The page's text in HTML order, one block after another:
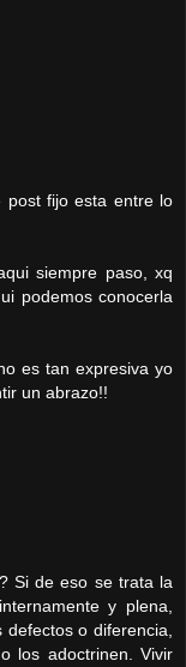
post fijo esta entre lo
siempre paso, xq
podemos conocerla
es tan expresiva yo
un abrazo!!
Si de eso se trata la
y plena,
o diferencia,
los adoctrinen. Vivir